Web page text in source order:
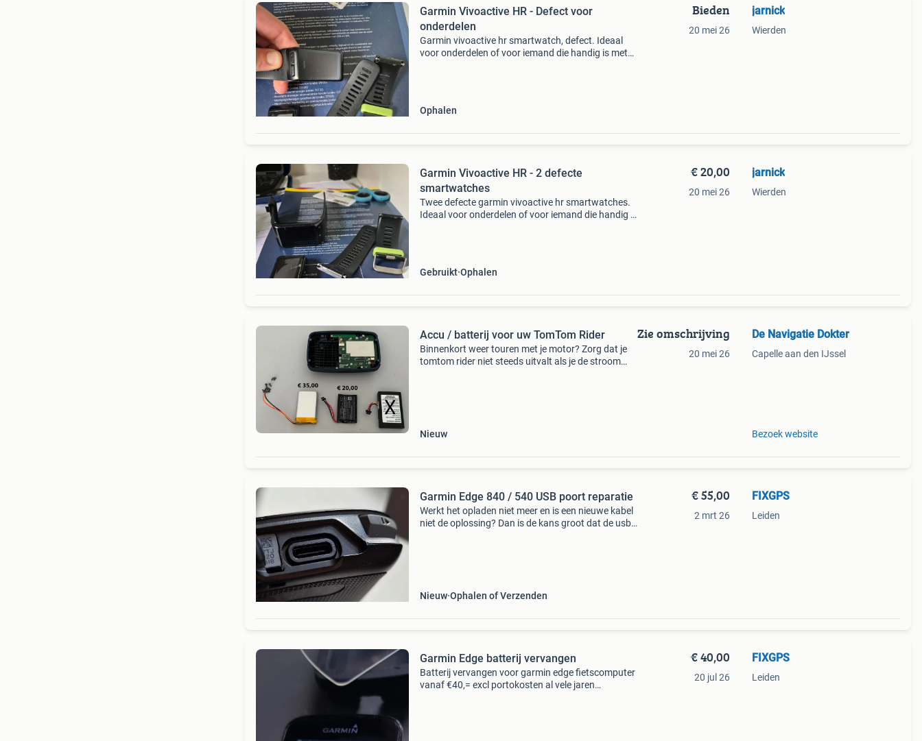
Garmin Vivoactive HR - Defect voor
onderdelen
Garmin vivoactive hr smartwatch, defect. Ideaal
voor onderdelen of voor iemand die handig is met
Ophalen
Bieden
20 mei 26
jarnick
Wierden
Garmin Vivoactive HR - 2 defecte
smartwatches
Twee defecte garmin vivoactive hr smartwatches.
Ideaal voor onderdelen of voor iemand die handig is
Gebruikt Ophalen
€ 20,00
20 mei 26
jarnick
Wierden
Accu / batterij voor uw TomTom Rider
Binnenkort weer touren met je motor? Zorg dat je
tomtom rider niet steeds uitvalt als je de stroom
Nieuw
Zie omschrijving
20 mei 26
De Navigatie Dokter
Capelle aan den IJssel
Bezoek website
Garmin Edge 840 / 540 USB poort reparatie
Werkt het opladen niet meer en is een nieuwe kabel
niet de oplossing? Dan is de kans groot dat de usb
Nieuw Ophalen of Verzenden
€ 55,00
2 mrt 26
FIXGPS
Leiden
Garmin Edge batterij vervangen
Batterij vervangen voor garmin edge fietscomputer
vanaf €40,= excl portokosten al vele jaren
€ 40,00
20 jul 26
FIXGPS
Leiden